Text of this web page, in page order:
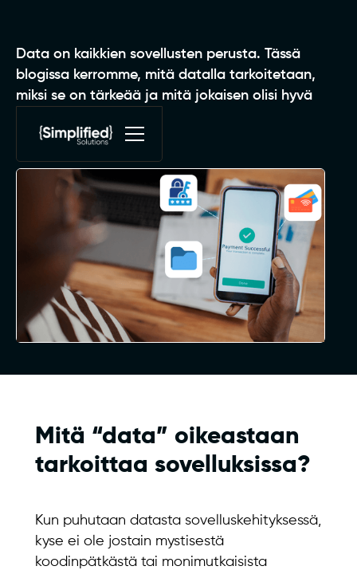
Data on kaikkien sovellusten perusta. Tässä
blogissa kerromme, mitä datalla tarkoitetaan,
miksi se on tärkeää ja mitä jokaisen olisi hyvä
Mitä “data” oikeastaan
tarkoittaa sovelluksissa?
Kun puhutaan datasta sovelluskehityksessä,
kyse ei ole jostain mystisestä
koodinpätkästä tai monimutkaisista